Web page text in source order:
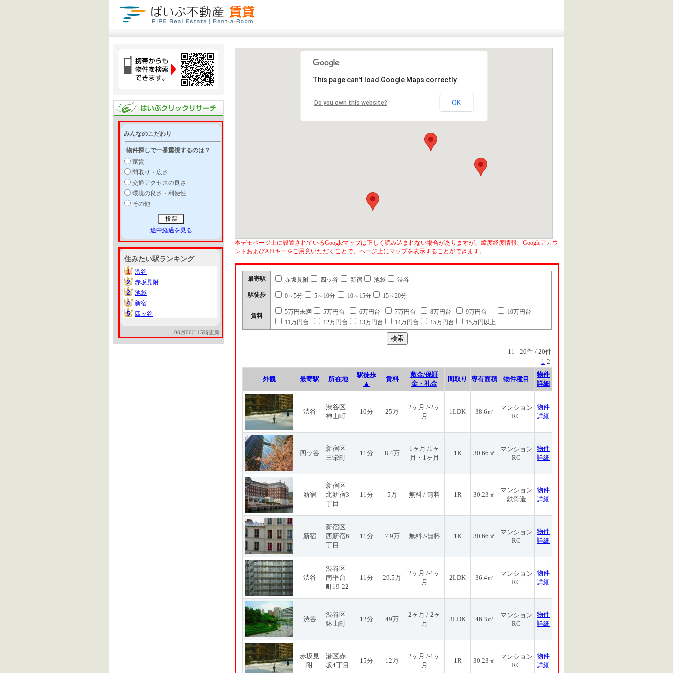
みんなのこだわり
物件探しで一番重視するのは？
家賃
間取り・広さ
交通アクセスの良さ
環境の良さ・利便性
その他
途中経過を見る
住みたい駅ランキング
1
1
渋谷
2
2
赤坂見附
2
2
池袋
4
4
新宿
5
5 四ッ谷
08月06日15時更新
This page can't load Google Maps correctly.
Do you own this website? OK
本デモページ上に設置されているGoogleマップは正しく読み込まれない場合がありますが、緯度経度情報、Googleアカウ
ントおよびAPIキーをご用意いただくことで、ページ上にマップを表示することができます。
最寄駅 赤坂見附 四ッ谷 新宿 池袋 渋谷
駅徒歩 0～5分 5～10分 10～15分 15～20分
賃料
5万円未満 5万円台 6万円台 7万円台 8万円台 9万円台
10万円台
11万円台
12万円台 13万円台 14万円台 15万円台 15万円以上
11 - 20件 / 20件
1 2
外観 最寄駅 所在地
駅徒歩
▲
賃料
敷金/保証
金・礼金
間取り 専有面積 物件種目
物件
詳細
渋谷
渋谷区
神山町
10分 25万
2ヶ月 /-2ヶ
月
1LDK 38.6㎡
マンション
RC
物件
詳細
四ッ谷
新宿区
三栄町
11分 8.4万
1ヶ月 /1ヶ
月・1ヶ月
1K 30.66㎡
マンション
RC
物件
詳細
新宿
新宿区
北新宿3
丁目
11分 5万 無料 /-無料 1R 30.23㎡
マンション
鉄骨造
物件
詳細
新宿
新宿区
西新宿6
丁目
11分 7.9万 無料 /-無料 1K 30.66㎡
マンション
RC
物件
詳細
渋谷
渋谷区
南平台
町19-22
11分 29.5万
2ヶ月 /-1ヶ
月
2LDK 36.4㎡
マンション
RC
物件
詳細
渋谷
渋谷区
鉢山町
12分 49万
2ヶ月 /-2ヶ
月
3LDK 46.3㎡
マンション
RC
物件
詳細
赤坂見
附
港区赤
坂4丁目
15分 12万
2ヶ月 /-1ヶ
月
1R 30.23㎡
マンション
RC
物件
詳細